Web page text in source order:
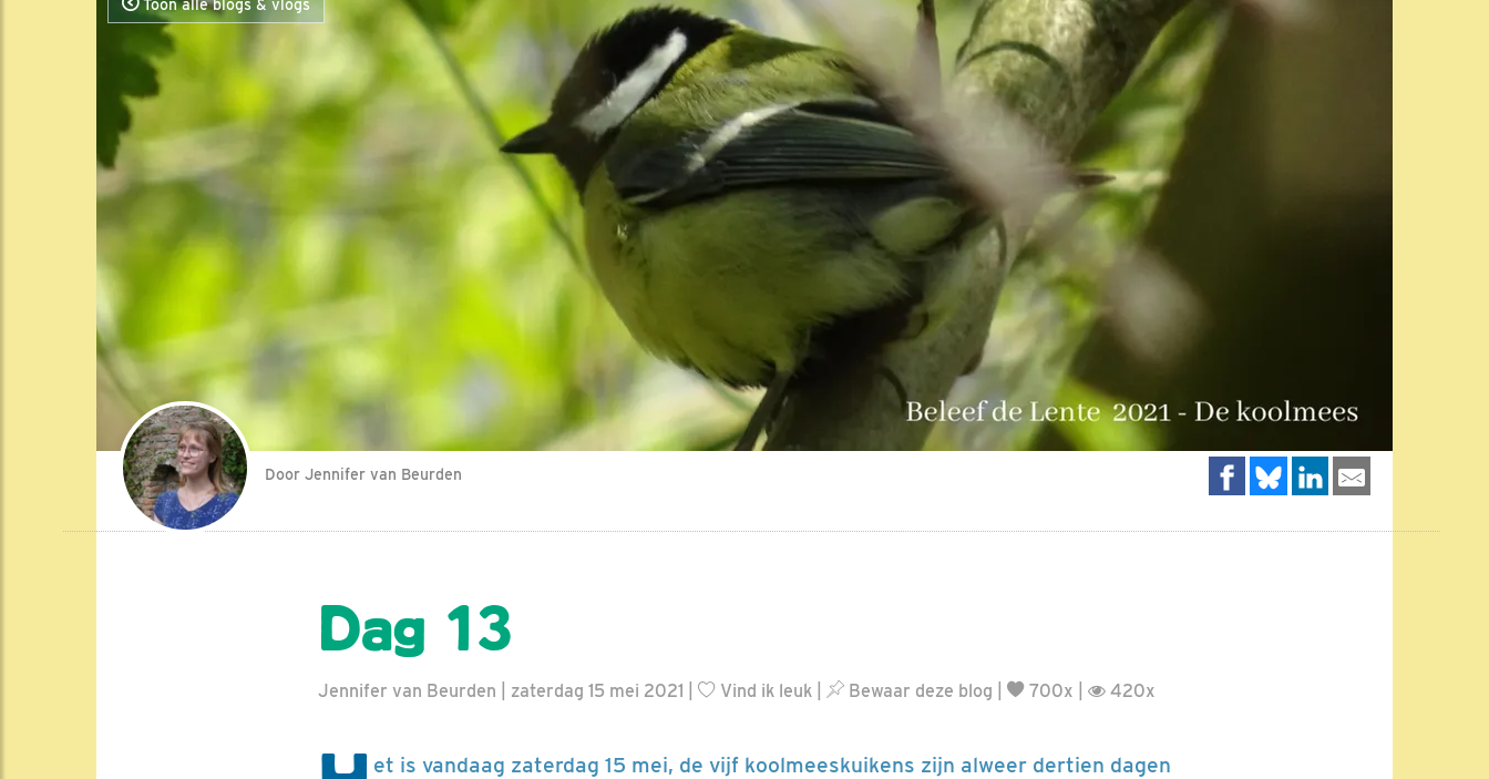
Toon alle blogs & vlogs
Door Jennifer van Beurden
Dag 13
Jennifer van Beurden | zaterdag 15 mei 2021 | Vind ik leuk Bewaar deze blog 700x | 420x
et is vandaag zaterdag 15 mei, de vijf koolmeeskuikens zijn alweer dertien dagen